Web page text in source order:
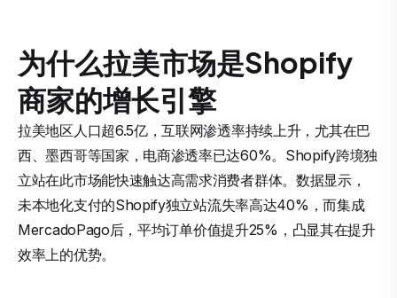
为什么拉美市场是Shopify
商家的增长引擎
拉美地区人口超6.5亿，互联网渗透率持续上升，尤其在巴
西、墨西哥等国家，电商渗透率已达60%。Shopify跨境独
立站在此市场能快速触达高需求消费者群体。数据显示，
未本地化支付的Shopify独立站流失率高达40%，而集成
MercadoPago后，平均订单价值提升25%，凸显其在提升
效率上的优势。